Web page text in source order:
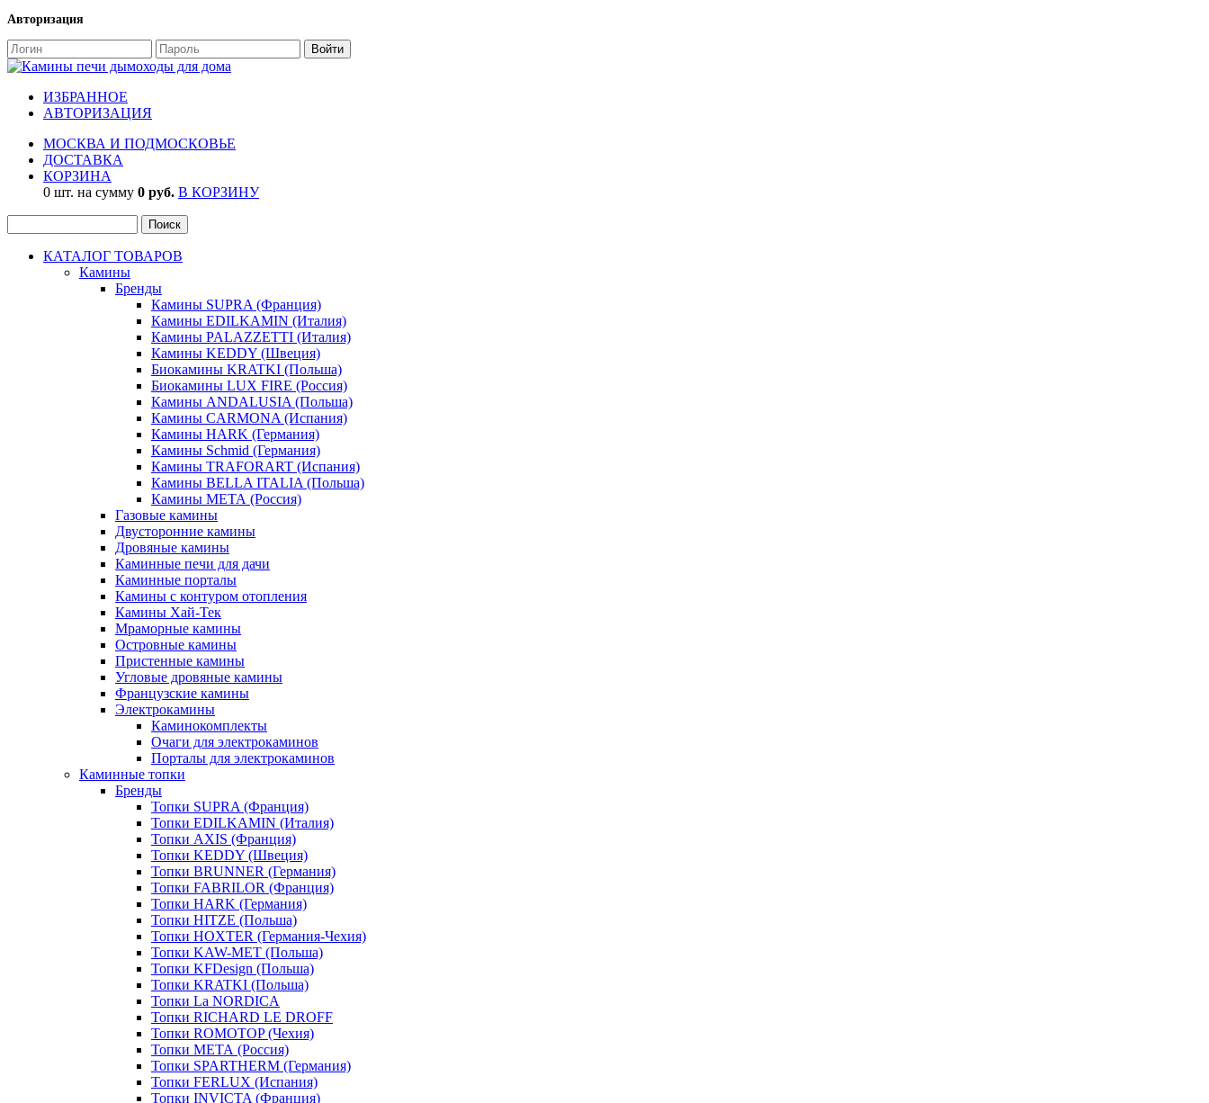
Авторизация
ИЗБРАННОЕ
АВТОРИЗАЦИЯ
МОСКВА И ПОДМОСКОВЬЕ
ДОСТАВКА
КОРЗИНА
0 шт. на сумму 0 руб. В КОРЗИНУ
КАТАЛОГ ТОВАРОВ
Камины
Бренды
Камины SUPRA (Франция)
Камины EDILKAMIN (Италия)
Камины PALAZZETTI (Италия)
Камины KEDDY (Швеция)
Биокамины KRATKI (Польша)
Биокамины LUX FIRE (Россия)
Камины ANDALUSIA (Польша)
Камины CARMONA (Испания)
Камины HARK (Германия)
Камины Schmid (Германия)
Камины TRAFORART (Испания)
Камины BELLA ITALIA (Польша)
Камины МЕТА (Россия)
Газовые камины
Двусторонние камины
Дровяные камины
Каминные печи для дачи
Каминные порталы
Камины с контуром отопления
Камины Хай-Тек
Мраморные камины
Островные камины
Пристенные камины
Угловые дровяные камины
Французские камины
Электрокамины
Каминокомплекты
Очаги для электрокаминов
Порталы для электрокаминов
Каминные топки
Бренды
Топки SUPRA (Франция)
Топки EDILKAMIN (Италия)
Топки AXIS (Франция)
Топки KEDDY (Швеция)
Топки BRUNNER (Германия)
Топки FABRILOR (Франция)
Топки HARK (Германия)
Топки HITZE (Польша)
Топки HOXTER (Германия-Чехия)
Топки KAW-MET (Польша)
Топки KFDesign (Польша)
Топки KRATKI (Польша)
Топки La NORDICA
Топки RICHARD LE DROFF
Топки ROMOTOP (Чехия)
Топки МЕТА (Россия)
Топки SPARTHERM (Германия)
Топки FERLUX (Испания)
Топки INVICTA (Франция)